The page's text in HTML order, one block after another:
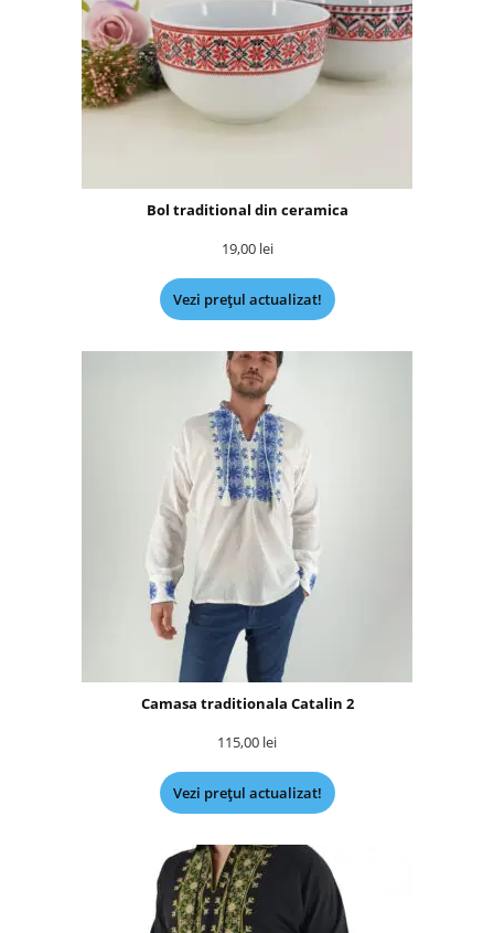
Bol traditional din ceramica
19,00 lei
Vezi prețul actualizat!
Camasa traditionala Catalin 2
115,00 lei
Vezi prețul actualizat!